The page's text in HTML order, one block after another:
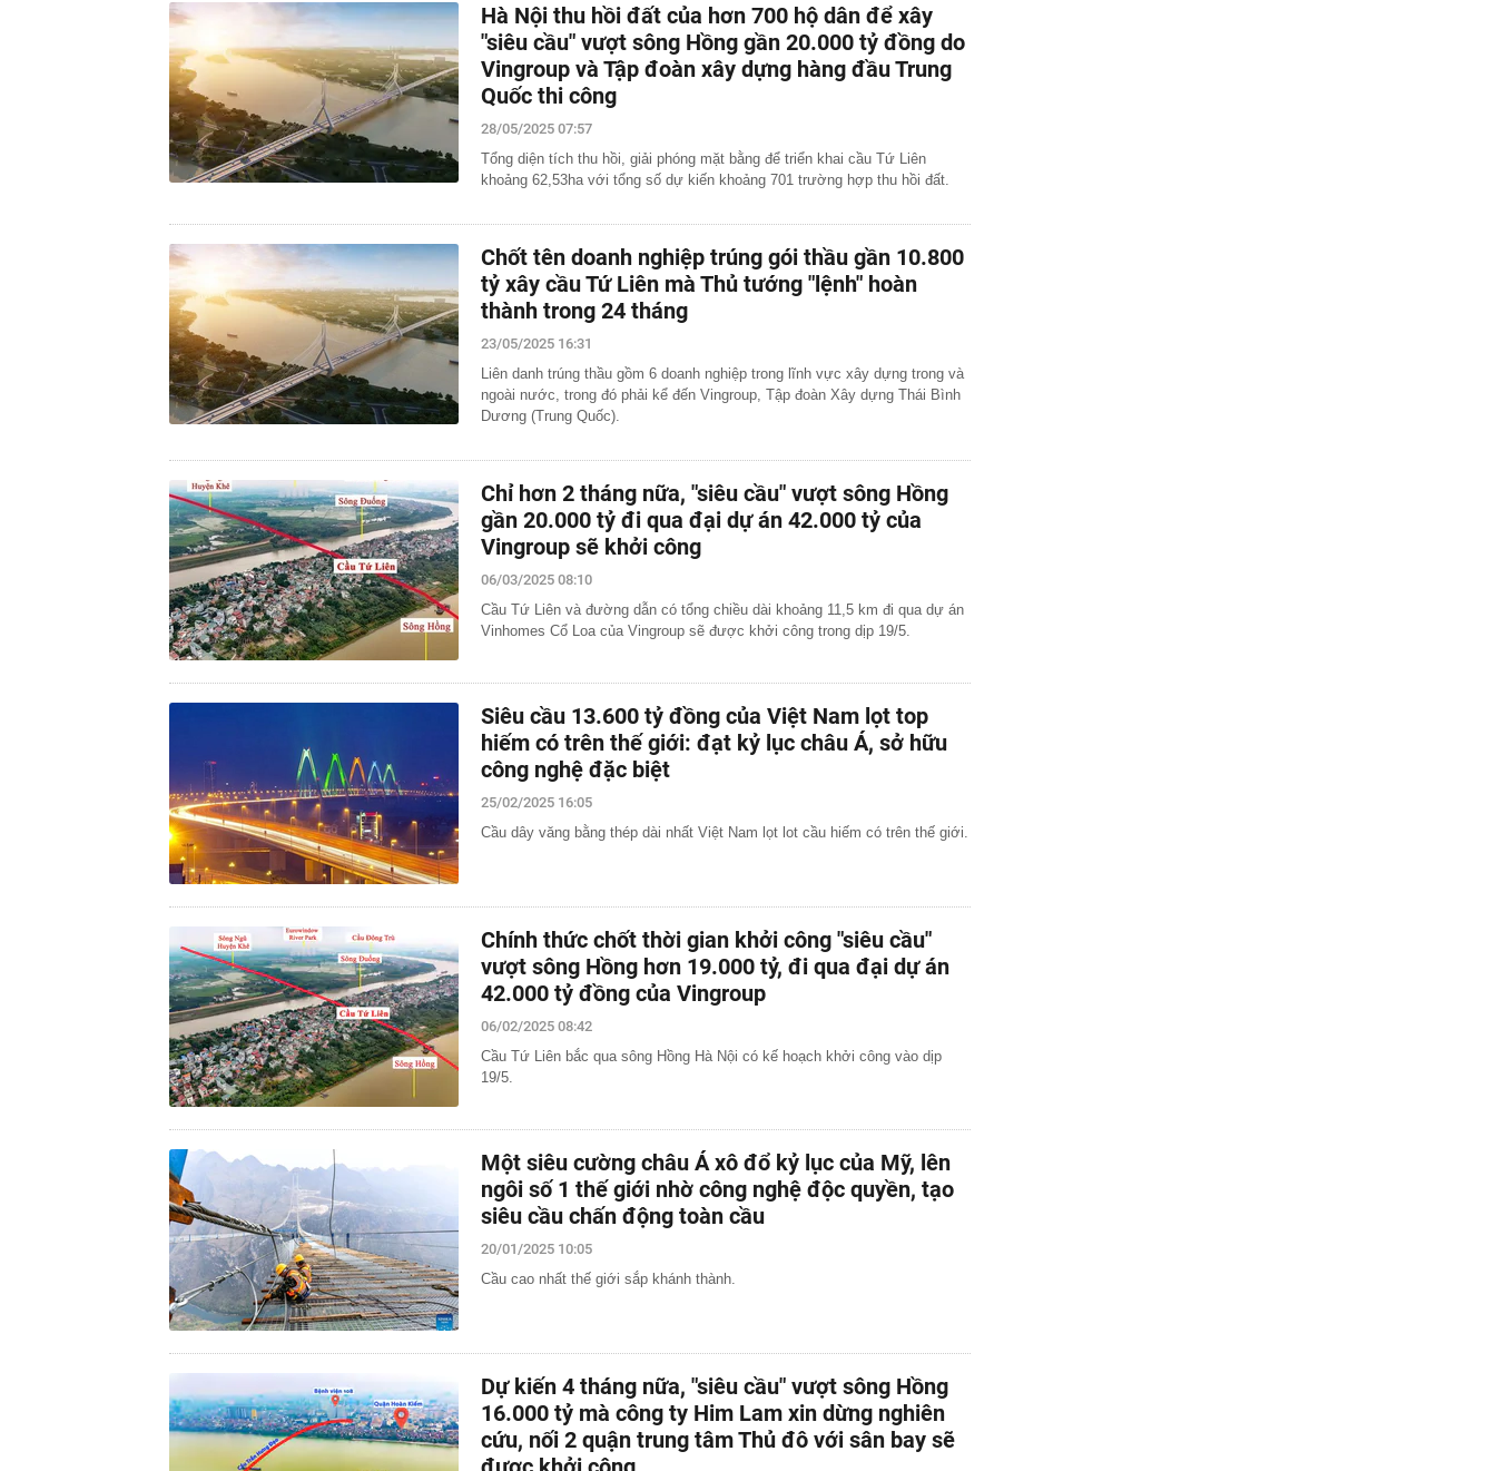
Hà Nội thu hồi đất của hơn 700 hộ dân để xây
"siêu cầu" vượt sông Hồng gần 20.000 tỷ đồng do
Vingroup và Tập đoàn xây dựng hàng đầu Trung
Quốc thi công
28/05/2025 07:57
Tổng diện tích thu hồi, giải phóng mặt bằng để triển khai cầu Tứ Liên
khoảng 62,53ha với tổng số dự kiến khoảng 701 trường hợp thu hồi đất.
Chốt tên doanh nghiệp trúng gói thầu gần 10.800
tỷ xây cầu Tứ Liên mà Thủ tướng "lệnh" hoàn
thành trong 24 tháng
23/05/2025 16:31
Liên danh trúng thầu gồm 6 doanh nghiệp trong lĩnh vực xây dựng trong và
ngoài nước, trong đó phải kể đến Vingroup, Tập đoàn Xây dựng Thái Bình
Dương (Trung Quốc).
Chỉ hơn 2 tháng nữa, "siêu cầu" vượt sông Hồng
gần 20.000 tỷ đi qua đại dự án 42.000 tỷ của
Vingroup sẽ khởi công
06/03/2025 08:10
Cầu Tứ Liên và đường dẫn có tổng chiều dài khoảng 11,5 km đi qua dự án
Vinhomes Cổ Loa của Vingroup sẽ được khởi công trong dịp 19/5.
Siêu cầu 13.600 tỷ đồng của Việt Nam lọt top
hiếm có trên thế giới: đạt kỷ lục châu Á, sở hữu
công nghệ đặc biệt
25/02/2025 16:05
Cầu dây văng bằng thép dài nhất Việt Nam lọt lot cầu hiếm có trên thế giới.
Chính thức chốt thời gian khởi công "siêu cầu"
vượt sông Hồng hơn 19.000 tỷ, đi qua đại dự án
42.000 tỷ đồng của Vingroup
06/02/2025 08:42
Cầu Tứ Liên bắc qua sông Hồng Hà Nội có kế hoạch khởi công vào dịp
19/5.
Một siêu cường châu Á xô đổ kỷ lục của Mỹ, lên
ngôi số 1 thế giới nhờ công nghệ độc quyền, tạo
siêu cầu chấn động toàn cầu
20/01/2025 10:05
Cầu cao nhất thế giới sắp khánh thành.
Dự kiến 4 tháng nữa, "siêu cầu" vượt sông Hồng
16.000 tỷ mà công ty Him Lam xin dừng nghiên
cứu, nối 2 quận trung tâm Thủ đô với sân bay sẽ